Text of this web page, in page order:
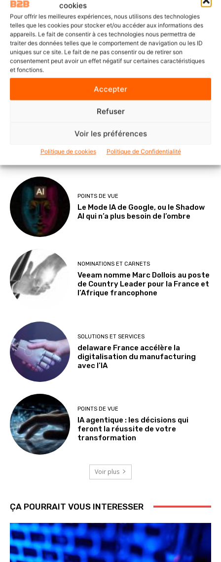
cookies
Pour offrir les meilleures expériences, nous utilisons des technologies
telles que les cookies pour stocker et/ou accéder aux informations des
appareils. Le fait de consentir à ces technologies nous permettra de
traiter des données telles que le comportement de navigation ou les ID
uniques sur ce site. Le fait de ne pas consentir ou de retirer son
consentement peut avoir un effet négatif sur certaines caractéristiques
et fonctions.
Accepter
Refuser
Voir les préférences
Politique de cookies Politique de Confidentialité
ITS Group construit les fondations
POINTS DE VUE
Le Mode IA de Google, ou le Shadow
AI qui n’a plus besoin de l’ombre
NOMINATIONS ET CARNETS
Veeam nomme Marc Dollois au poste
de Country Leader pour la France et
l’Afrique francophone
SOLUTIONS ET SERVICES
delaware France accélère la
digitalisation du manufacturing
avec l’IA
POINTS DE VUE
IA agentique : les décisions qui
feront la réussite de votre
transformation
Voir plus
ÇA POURRAIT VOUS INTERESSER